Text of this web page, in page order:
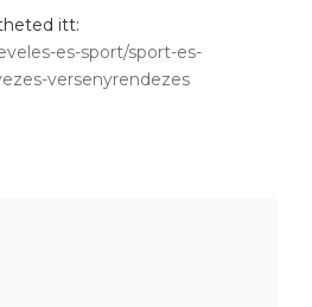
itt:
es-sport/sport-es-
versenyrendezes